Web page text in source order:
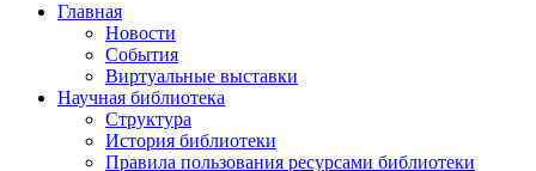
Главная
Новости
События
Виртуальные выставки
Научная библиотека
Структура
История библиотеки
Правила пользования ресурсами библиотеки